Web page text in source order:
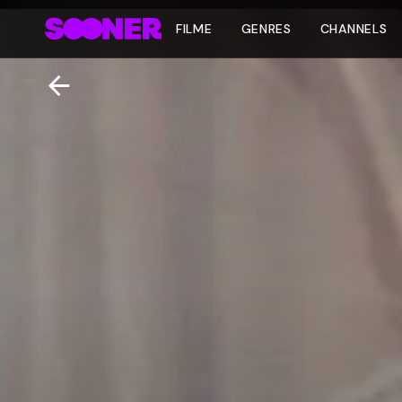
FILME GENRES CHANNELS